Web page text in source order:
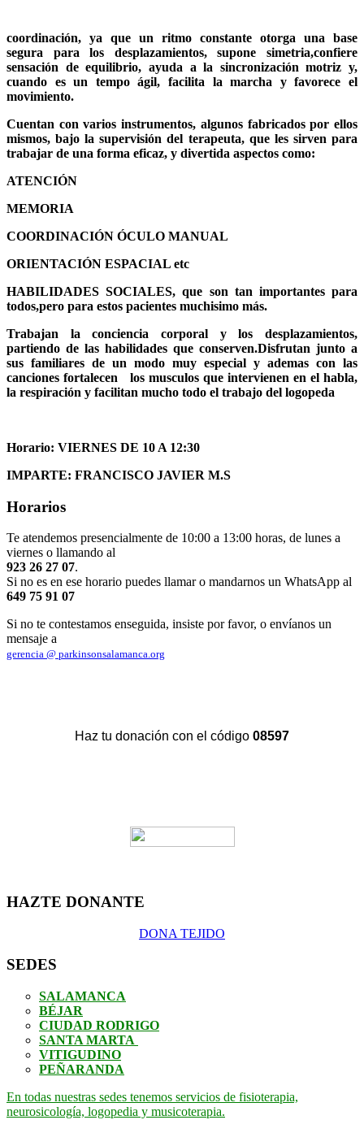
coordinación, ya que un ritmo constante otorga una base
segura para los desplazamientos, supone simetria,confiere
sensación de equilibrio, ayuda a la sincronización motriz y,
cuando es un tempo ágil, facilita la marcha y favorece el
movimiento.
Cuentan con varios instrumentos, algunos fabricados por ellos
mismos, bajo la supervisión del terapeuta, que les sirven para
trabajar de una forma eficaz, y divertida aspectos como:
ATENCIÓN
MEMORIA
COORDINACIÓN ÓCULO MANUAL
ORIENTACIÓN ESPACIAL etc
HABILIDADES SOCIALES, que son tan importantes para
todos,pero para estos pacientes muchisimo más.
Trabajan la conciencia corporal y los desplazamientos,
partiendo de las habilidades que conserven.Disfrutan junto a
sus familiares de un modo muy especial y ademas con las
canciones fortalecen los musculos que intervienen en el habla,
la respiración y facilitan mucho todo el trabajo del logopeda
Horario: VIERNES DE 10 A 12:30
IMPARTE: FRANCISCO JAVIER M.S
Horarios
Te atendemos presencialmente de 10:00 a 13:00 horas, de lunes a
viernes o llamando al
923 26 27 07.
Si no es en ese horario puedes llamar o mandarnos un WhatsApp al
649 75 91 07
Si no te contestamos enseguida, insiste por favor, o envíanos un
mensaje a
gerencia @ parkinsonsalamanca.org
Haz tu donación con el código 08597
HAZTE DONANTE
DONA TEJIDO
SEDES
SALAMANCA
BÉJAR
CIUDAD RODRIGO
SANTA MARTA
VITIGUDINO
PEÑARANDA
En todas nuestras sedes tenemos servicios de fisioterapia,
neurosicología, logopedia y musicoterapia.